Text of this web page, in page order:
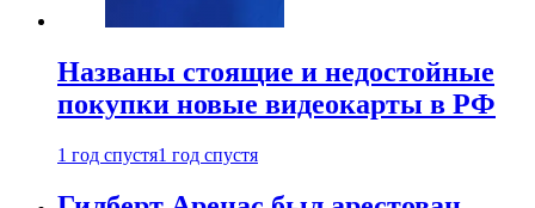
Названы стоящие и недостойные
покупки новые видеокарты в РФ
1 год спустя1 год спустя